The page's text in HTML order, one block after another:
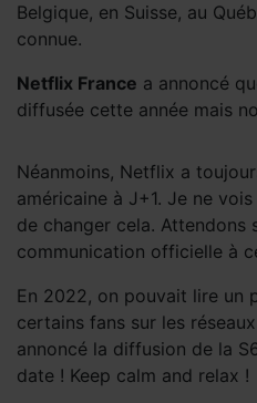
Belgique, en Suisse, au
connue.
Netflix France a annoncé
diffusée cette année mais
Néanmoins, Netflix a
américaine à J+1. Je ne
de changer cela. Attendons
communication officielle à
En 2022, on pouvait lire un
certains fans sur les
annoncé la diffusion de la
date ! Keep calm and relax !